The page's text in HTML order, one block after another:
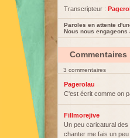
Transcripteur :
Paroles en attente
Nous nous
Commentaires
3 commentaires
Pagerolau
C'est écrit comme on
Fillmorejive
Un peu caricatural
chanter me fais un